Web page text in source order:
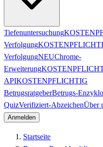
Tiefenuntersuchung
Verfolgung
VerfolgungNEUChrome-
Erweiterung
APIKOSTENPFLICHTIG
BetrugsratgeberBetrugs-
QuizVerifiziert-AbzeichenÜber
Anmelden
Startseite